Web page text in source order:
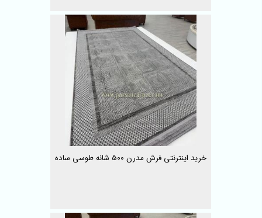
خرید اینترنتی فرش مدرن 500 شانه طوسی ساده